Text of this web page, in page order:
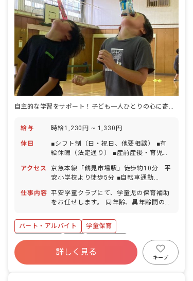
自主的な学習をサポート！子ども一人ひとりの心に寄り添いませんか
給与 時給1,230円 ~ 1,330円
休日
■シフト制（日・祝日、他要相談） ■有
給休暇（法定通り） ■産前産後・育児休
や行事による遅刻・早退・欠席の相談可
アクセス
京急本線「鶴見市場駅」徒歩約10分 平
安小学校より徒歩5分 ■自転車通勤
仕事内容 平安学童クラブにて、学童児の保育補助
をお任せします。 同年齢、異年齢間の交
習をできるような環境を作っています。
また、子どもたちの誕生日は好きなおや
つをリクエスト可能です。 一人一人と遊
びを通して信頼関係を築き、子ども達の
思いに共感しながら家庭に代わる居場所
になるように気をつけています。 ■具体
パート・アルバイト
学童保育
社会保険完備
有給
残業少なめ
産休育休制度
無資格可
アットホーム
詳しく見る
キープ